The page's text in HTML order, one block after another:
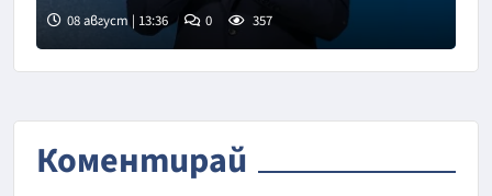
08 август | 13:36 0 357
Коментирай